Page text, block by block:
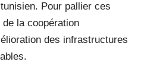
Pour pallier ces
la coopération
des infrastructures